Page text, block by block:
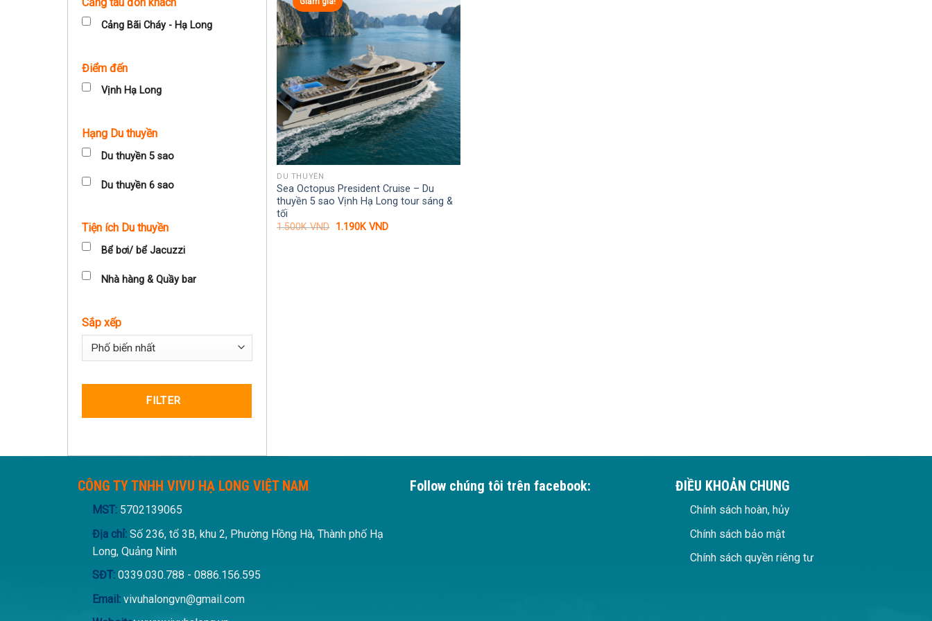
Cảng Bãi Cháy - Hạ Long
Điểm đến
Vịnh Hạ Long
Hạng Du thuyền
Du thuyền 5 sao
Du thuyền 6 sao
Tiện ích Du thuyền
Bể bơi/ bể Jacuzzi
Nhà hàng & Quầy bar
Sắp xếp
Sort Products
FILTER
DU THUYỀN
Sea Octopus President Cruise – Du
thuyền 5 sao Vịnh Hạ Long tour sáng &
tối
1.500KVND Giá
1.190KVNDGiá
CÔNG TY TNHH VIVU HẠ LONG VIỆT NAM
MST: 5702139065
Địa chỉ:Số 236, tổ 3B, khu 2, Phường Hồng Hà, Thành phố Hạ
Long, Quảng Ninh
SĐT:0339.030.788 - 0886.156.595
Email:vivuhalongvn@gmail.com
Follow chúng tôi trên facebook: ĐIỀU KHOẢN CHUNG
Chính sách hoàn, hủy
Chính sách bảo mật
Chính sách quyền riêng tư